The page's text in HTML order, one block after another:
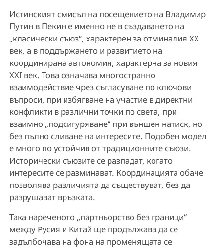
Истинският смисъл на посещението на Владимир
Путин в Пекин е именно не в създаването на
„класически съюз“, характерен за отминалия XX
век, а в поддържането и развитието на
координирана автономия, характерна за новия
XXI век. Това означава многостранно
взаимодействие чрез съгласуване по ключови
въпроси, при избягване на участие в директни
конфликти в различни точки по света, при
взаимно „подсигуряване“ при външен натиск, но
без пълно сливане на интересите. Подобен модел
е много по устойчив от традиционните съюзи.
Исторически съюзите се разпадат, когато
интересите се разминават. Координацията обаче
позволява различията да съществуват, без да
разрушават връзката.
Така нареченото „партньорство без граници“
между Русия и Китай ще продължава да се
задълбочава на фона на променящата се